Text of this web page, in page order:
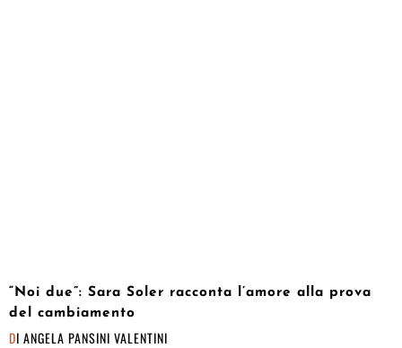
“Noi due”: Sara Soler racconta l’amore alla prova
del cambiamento
DI ANGELA PANSINI VALENTINI